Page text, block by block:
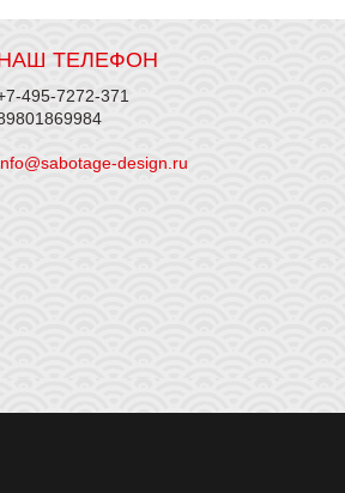
ТЕЛЕФОН
495-7272-371
design.ru